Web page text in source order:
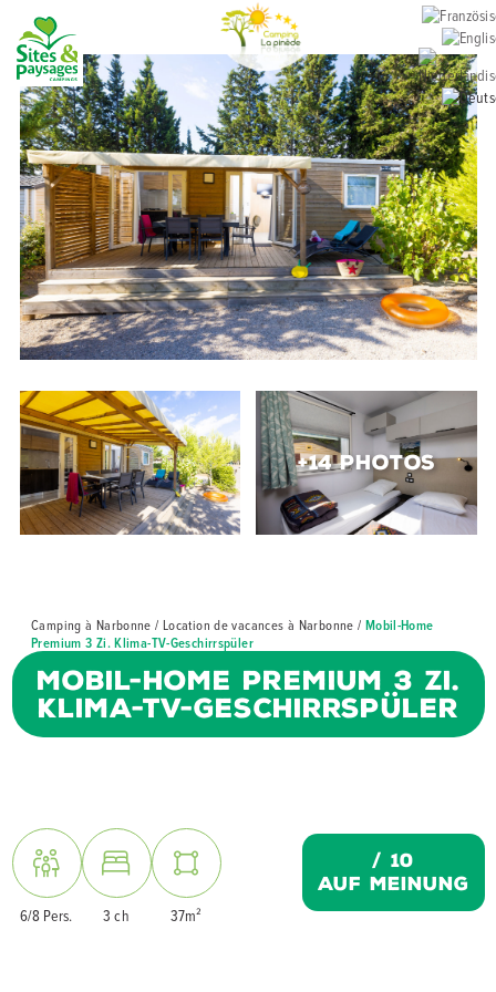
+14 PHOTOS
Camping à Narbonne / Location de vacances à Narbonne / Mobil-Home
Premium 3 Zi. Klima-TV-Geschirrspüler
Mobil-Home Premium 3 Zi.
Klima-TV-Geschirrspüler
6/8 Pers. 3 ch 37m²
/ 10
auf Meinung